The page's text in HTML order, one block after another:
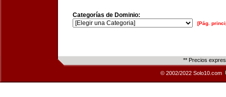
Categorías de Dominio:
[Pág.
** Precios
© 2002/2022 Solo10.com